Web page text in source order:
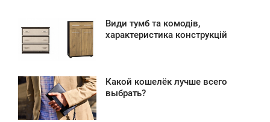
Види тумб та комодів,
характеристика конструкцій
Какой кошелёк лучше всего
выбрать?